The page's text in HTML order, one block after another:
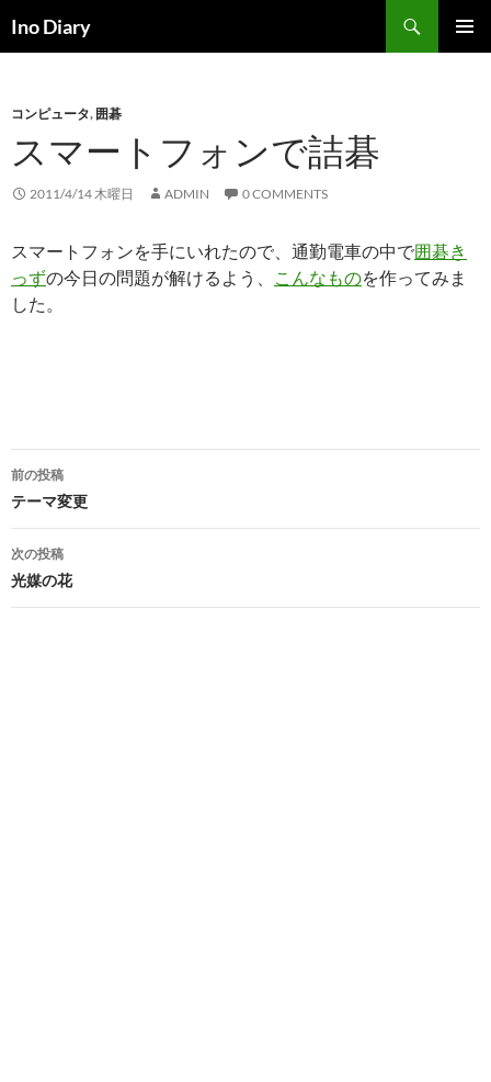
ン
ツ
ス
キ
プ
Ino Diary
索
コンピュータ, 囲碁
スマートフォンで詰碁
2011/4/14 木曜日 ADMIN 0 COMMENTS
スマートフォンを手にいれたので、通勤電車の中で囲碁き
っずの今日の問題が解けるよう、 こんなものを作ってみま
した。
投
稿
ナ
ビ
ゲ
前の投稿
テーマ変更
次の投稿
光媒の花